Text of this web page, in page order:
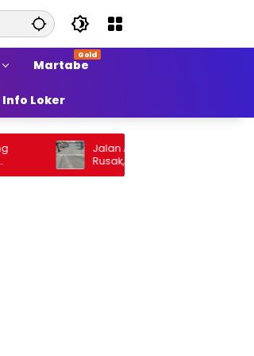
Martabe
Info Loker
Jalan Arteri Stabat–Pangkalan Brandan
Rusak, Pengendara Terancam Celaka